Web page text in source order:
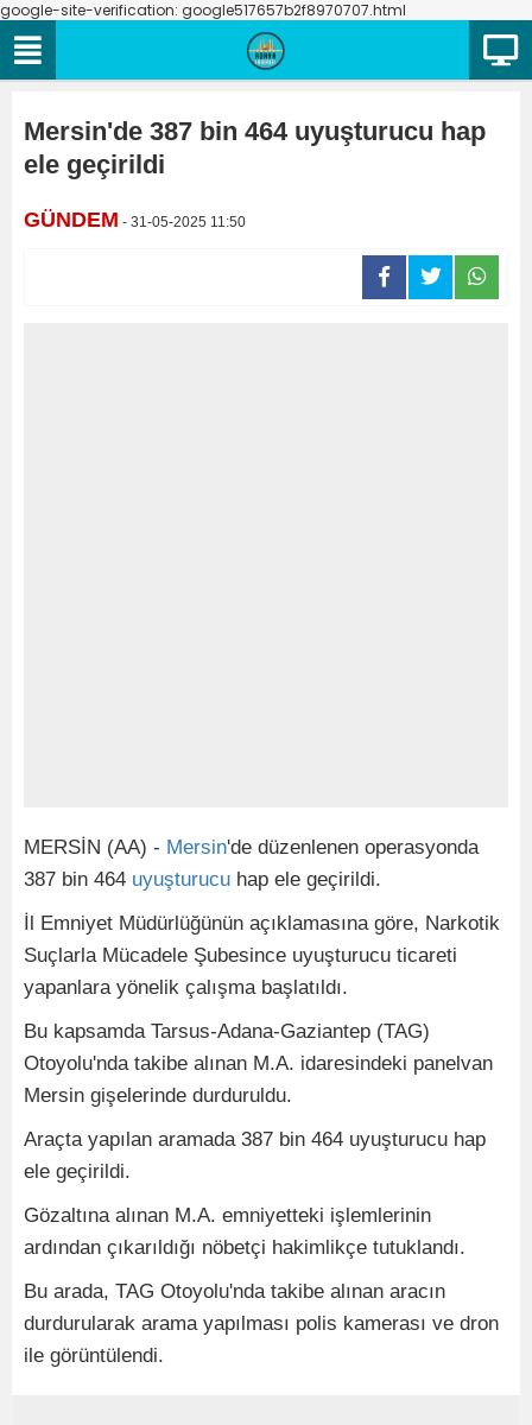
google-site-verification: google517657b2f8970707.html
Mersin'de 387 bin 464 uyuşturucu hap
ele geçirildi
GÜNDEM - 31-05-2025 11:50
MERSİN (AA) - Mersin'de düzenlenen operasyonda
387 bin 464 uyuşturucu hap ele geçirildi.
İl Emniyet Müdürlüğünün açıklamasına göre, Narkotik
Suçlarla Mücadele Şubesince uyuşturucu ticareti
yapanlara yönelik çalışma başlatıldı.
Bu kapsamda Tarsus-Adana-Gaziantep (TAG)
Otoyolu'nda takibe alınan M.A. idaresindeki panelvan
Mersin gişelerinde durduruldu.
Araçta yapılan aramada 387 bin 464 uyuşturucu hap
ele geçirildi.
Gözaltına alınan M.A. emniyetteki işlemlerinin
ardından çıkarıldığı nöbetçi hakimlikçe tutuklandı.
Bu arada, TAG Otoyolu'nda takibe alınan aracın
durdurularak arama yapılması polis kamerası ve dron
ile görüntülendi.